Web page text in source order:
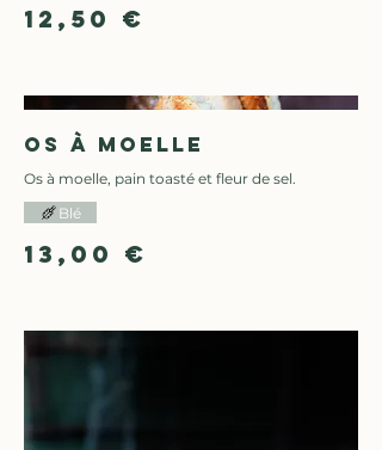
12,50 €
Os à moelle
Os à moelle, pain toasté et fleur de sel.
13,00 €
Blé